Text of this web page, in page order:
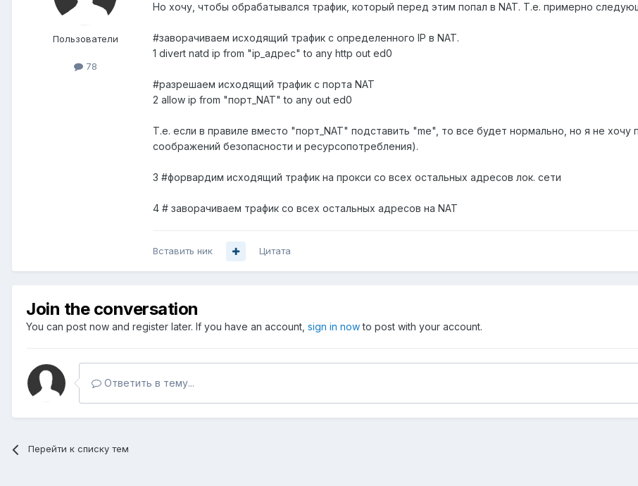
Пользователи
78
Но хочу, чтобы обрабатывался трафик, который перед этим попал в NAT. Т.е. примерно
#заворачиваем исходящий трафик с определенного IP в NAT.
1 divert natd ip from "ip_адрес" to any http out ed0
#разрешаем исходящий трафик с порта NAT
2 allow ip from "порт_NAT" to any out ed0
Т.е. если в правиле вместо "порт_NAT" подставить "me", то все будет нормально, но я не хочу
соображений безопасности и ресурсопотребления).
3 #форвардим исходящий трафик на прокси со всех остальных адресов лок. сети
4 # заворачиваем трафик со всех остальных адресов на NAT
Вставить ник Цитата
Join the conversation
You can post now and register later. If you have an account, sign in nowto post with your account.
Ответить в тему...
Перейти к списку тем